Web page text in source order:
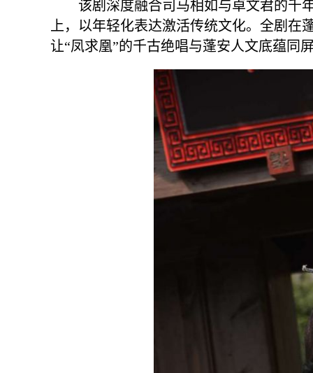
该剧深度融合司马相如与卓文君的千
上，以年轻化表达激活传统文化。全剧
让“凤求凰”的千古绝唱与蓬安人文底蕴同